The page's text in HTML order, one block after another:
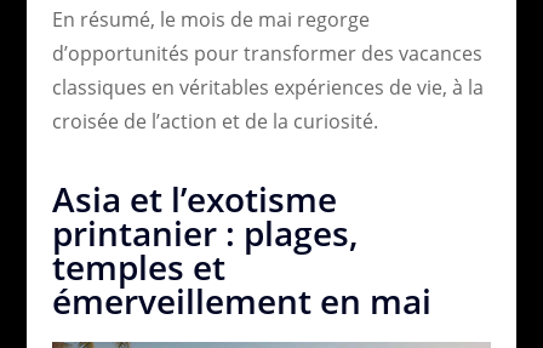
En résumé, le mois de mai regorge
d’opportunités pour transformer des vacances
classiques en véritables expériences de vie, à la
croisée de l’action et de la curiosité.
Asia et l’exotisme
printanier : plages,
temples et
émerveillement en mai